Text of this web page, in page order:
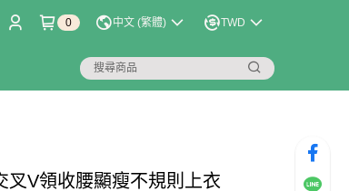
0 中文 (繁體) TWD
叉V領收腰顯瘦不規則上衣